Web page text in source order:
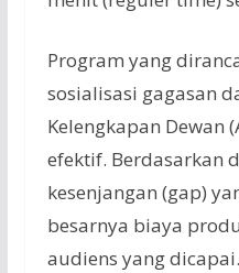
Program yang
sosialisasi gagasan
Kelengkapan Dewan
efektif. Berdasarkan
kesenjangan (gap)
besarnya biaya
audiens yang dicapai.